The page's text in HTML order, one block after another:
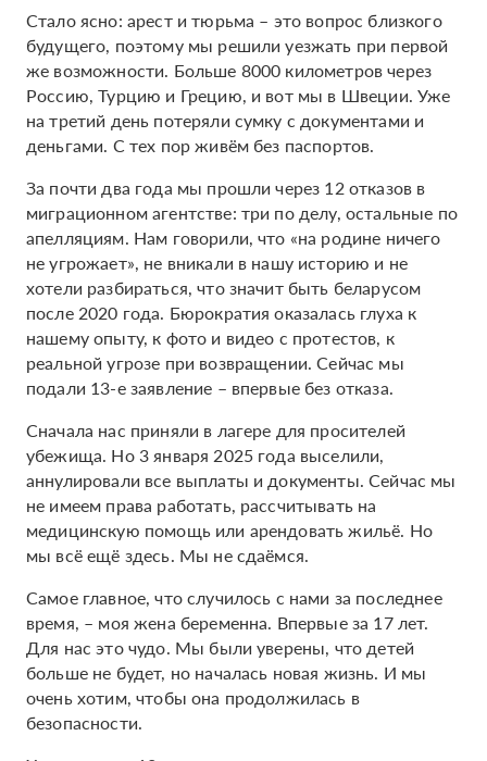
Стало ясно: арест и тюрьма – это вопрос близкого
будущего, поэтому мы решили уезжать при первой
же возможности. Больше 8000 километров через
Россию, Турцию и Грецию, и вот мы в Швеции. Уже
на третий день потеряли сумку с документами и
деньгами. С тех пор живём без паспортов.
За почти два года мы прошли через 12 отказов в
миграционном агентстве: три по делу, остальные по
апелляциям. Нам говорили, что «на родине ничего
не угрожает», не вникали в нашу историю и не
хотели разбираться, что значит быть беларусом
после 2020 года. Бюрократия оказалась глуха к
нашему опыту, к фото и видео с протестов, к
реальной угрозе при возвращении. Сейчас мы
подали 13-е заявление – впервые без отказа.
Сначала нас приняли в лагере для просителей
убежища. Но 3 января 2025 года выселили,
аннулировали все выплаты и документы. Сейчас мы
не имеем права работать, рассчитывать на
медицинскую помощь или арендовать жильё. Но
мы всё ещё здесь. Мы не сдаёмся.
Самое главное, что случилось с нами за последнее
время, – моя жена беременна. Впервые за 17 лет.
Для нас это чудо. Мы были уверены, что детей
больше не будет, но началась новая жизнь. И мы
очень хотим, чтобы она продолжилась в
безопасности.